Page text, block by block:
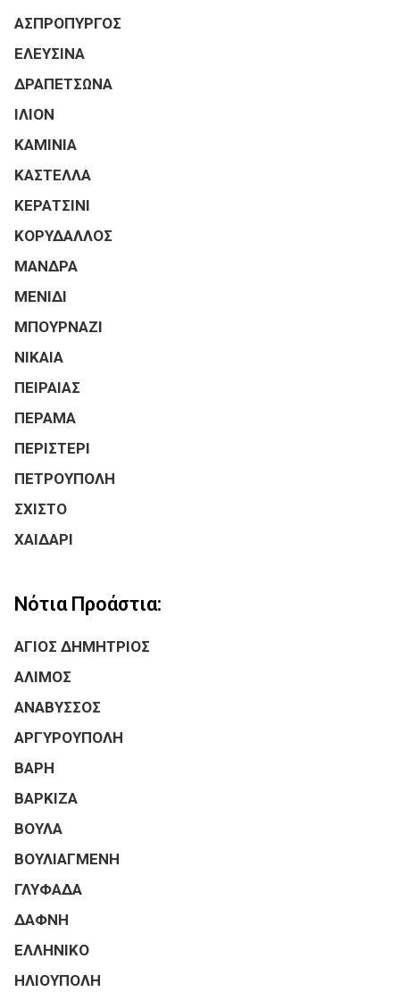
ΑΣΠΡΟΠΥΡΓΟΣ
ΕΛΕΥΣΙΝΑ
ΔΡΑΠΕΤΣΩΝΑ
ΙΛΙΟΝ
ΚΑΜΙΝΙΑ
ΚΑΣΤΕΛΛΑ
ΚΕΡΑΤΣΙΝΙ
ΚΟΡΥΔΑΛΛΟΣ
ΜΑΝΔΡΑ
ΜΕΝΙΔΙ
ΜΠΟΥΡΝΑΖΙ
ΝΙΚΑΙΑ
ΠΕΙΡΑΙΑΣ
ΠΕΡΑΜΑ
ΠΕΡΙΣΤΕΡΙ
ΠΕΤΡΟΥΠΟΛΗ
ΣΧΙΣΤΟ
ΧΑΙΔΑΡΙ
Νότια Προάστια:
ΑΓΙΟΣ ΔΗΜΗΤΡΙΟΣ
ΑΛΙΜΟΣ
ΑΝΑΒΥΣΣΟΣ
ΑΡΓΥΡΟΥΠΟΛΗ
ΒΑΡΗ
ΒΑΡΚΙΖΑ
ΒΟΥΛΑ
ΒΟΥΛΙΑΓΜΕΝΗ
ΓΛΥΦΑΔΑ
ΔΑΦΝΗ
ΕΛΛΗΝΙΚΟ
ΗΛΙΟΥΠΟΛΗ